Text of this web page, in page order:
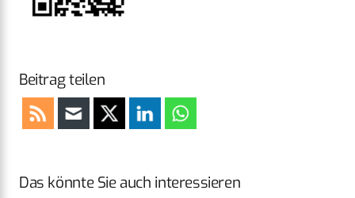
Beitrag teilen
Das könnte Sie auch interessieren